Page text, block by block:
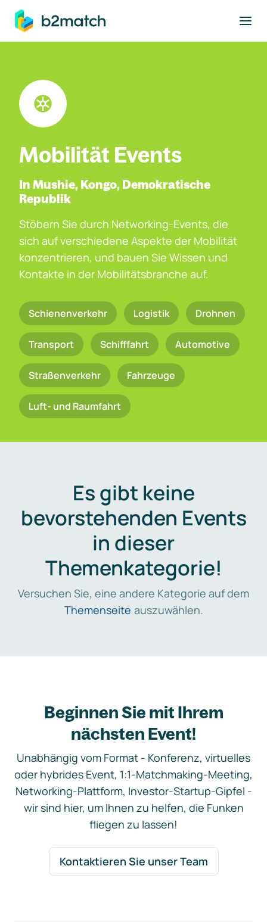
springen
Mobilität Events
In Mushie, Kongo, Demokratische
Republik
Stöbern Sie durch Networking-Events, die
sich auf verschiedene Aspekte der Mobilität
konzentrieren, und bauen Sie Wissen und
Kontakte in der Mobilitätsbranche auf.
Schienenverkehr Logistik Drohnen
Transport Schifffahrt Automotive
Straßenverkehr Fahrzeuge
Luft- und Raumfahrt
Es gibt keine
bevorstehenden Events
in dieser
Themenkategorie!
Versuchen Sie, eine andere Kategorie auf dem
Themenseite auszuwählen.
Beginnen Sie mit Ihrem
nächsten Event!
Unabhängig vom Format - Konferenz, virtuelles
oder hybrides Event, 1:1-Matchmaking-Meeting,
Networking-Plattform, Investor-Startup-Gipfel -
wir sind hier, um Ihnen zu helfen, die Funken
fliegen zu lassen!
Kontaktieren Sie unser Team